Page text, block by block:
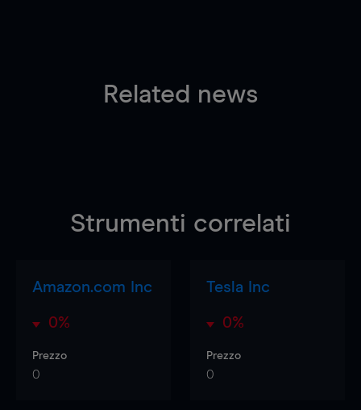
Related news
Strumenti correlati
Amazon.com Inc
0%
Prezzo
0
Tesla Inc
0%
Prezzo
0